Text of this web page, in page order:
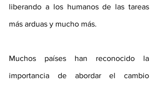
liberando a los humanos de las tareas
más arduas y mucho más.
Muchos países han reconocido la
importancia de abordar el cambio